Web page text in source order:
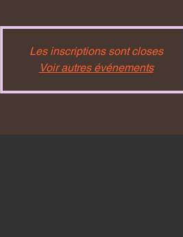
Les inscriptions sont closes
Voir autres événements